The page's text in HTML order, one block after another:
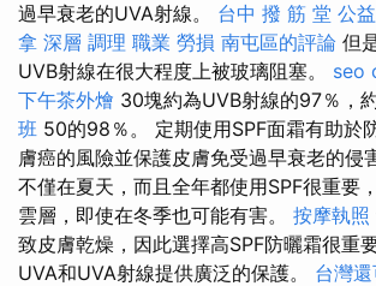
過早衰老的UVA射線。 台中 撥 筋 堂 公
拿 深層 調理 職業 勞損 南屯區的評論 但
UVB射線在很大程度上被玻璃阻塞。 seo
下午茶外燴 30塊約為UVB射線的97％，
班 50的98％。 定期使用SPF面霜有助於
膚癌的風險並保護皮膚免受過早衰老的侵
不僅在夏天，而且全年都使用SPF很重要
雲層，即使在冬季也可能有害。 按摩執照
致皮膚乾燥，因此選擇高SPF防曬霜很重
UVA和UVA射線提供廣泛的保護。 台灣